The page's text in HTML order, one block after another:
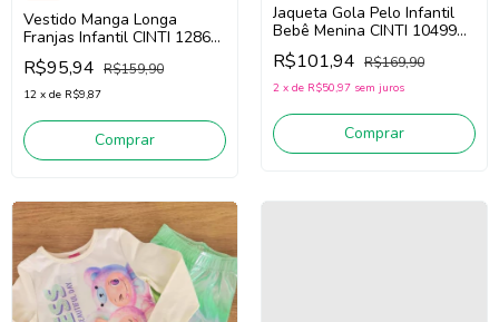
Vestido Manga Longa
Franjas Infantil CINTI 12862
(Bege )
R$95,94 R$159,90
12 x de R$9,87
Comprar
Jaqueta Gola Pelo Infantil
Bebê Menina CINTI 10499
(Azul Jeans)
R$101,94 R$169,90
2 x de R$50,97 sem juros
Comprar